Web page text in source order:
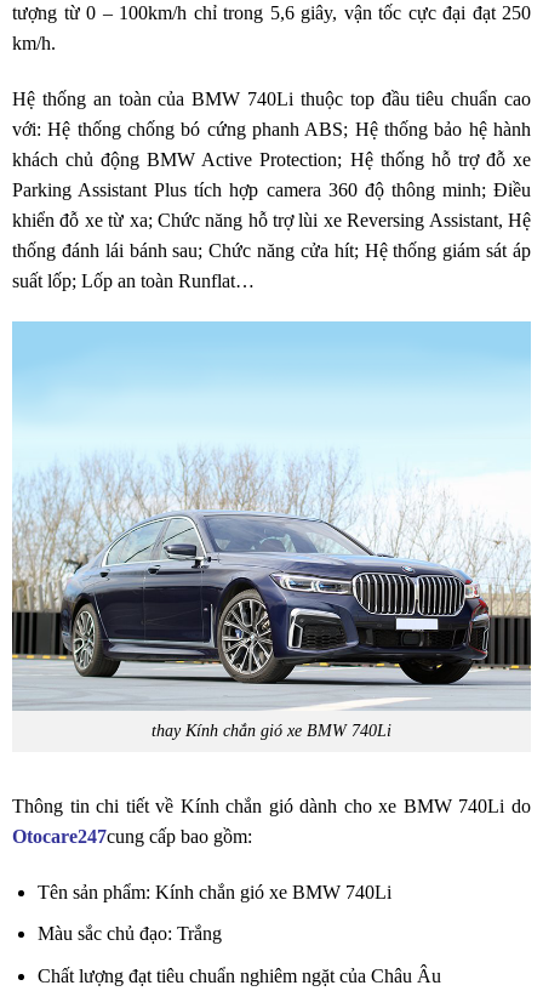
tượng từ 0 – 100km/h chỉ trong 5,6 giây, vận tốc cực đại đạt 250
km/h.
Hệ thống an toàn của BMW 740Li thuộc top đầu tiêu chuẩn cao
với: Hệ thống chống bó cứng phanh ABS; Hệ thống bảo hệ hành
khách chủ động BMW Active Protection; Hệ thống hỗ trợ đỗ xe
Parking Assistant Plus tích hợp camera 360 độ thông minh; Điều
khiển đỗ xe từ xa; Chức năng hỗ trợ lùi xe Reversing Assistant, Hệ
thống đánh lái bánh sau; Chức năng cửa hít; Hệ thống giám sát áp
suất lốp; Lốp an toàn Runflat…
thay Kính chắn gió xe BMW 740Li
Thông tin chi tiết về Kính chắn gió dành cho xe BMW 740Li do
Otocare247cung cấp bao gồm:
Tên sản phẩm: Kính chắn gió xe BMW 740Li
Màu sắc chủ đạo: Trắng
Chất lượng đạt tiêu chuẩn nghiêm ngặt của Châu Âu